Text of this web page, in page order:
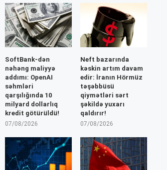
SoftBank-dən
nəhəng maliyyə
addımı: OpenAI
səhmləri
qarşılığında 10
milyard dollarlıq
kredit götürüldü!
07/08/2026
Neft bazarında
kəskin artım davam
edir: İranın Hörmüz
təşəbbüsü
qiymətləri sərt
şəkildə yuxarı
qaldırır!
07/08/2026